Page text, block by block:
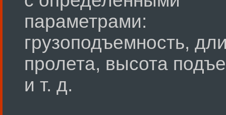
параметрами:
грузоподъемность,
пролета, высота
и т. д.